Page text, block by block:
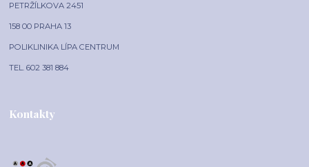
PETRŽÍLKOVA 2451
158 00 PRAHA 13
POLIKLINIKA LÍPA CENTRUM
TEL. 602 381 884
Kontakty